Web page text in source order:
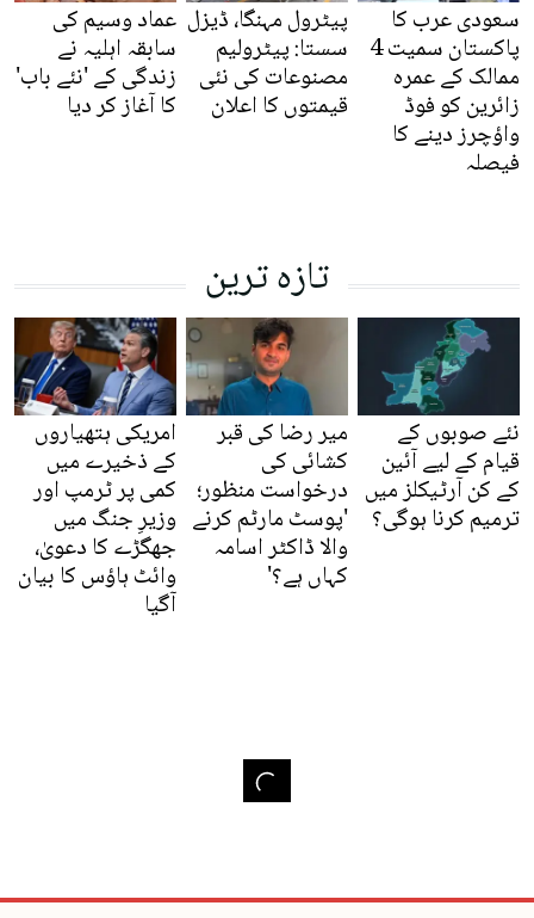
سعودی عرب کا
پاکستان سمیت 4
ممالک کے عمرہ
زائرین کو فوڈ
واؤچرز دینے کا
فیصلہ
پیٹرول مہنگا، ڈیزل
سستا: پیٹرولیم
مصنوعات کی نئی
قیمتوں کا اعلان
عماد وسیم کی
سابقہ اہلیہ نے
زندگی کے 'نئے باب'
کا آغاز کر دیا
تازہ ترین
نئے صوبوں کے
قیام کے لیے آئین
کے کن آرٹیکلز میں
ترمیم کرنا ہوگی؟
میر رضا کی قبر
کشائی کی
درخواست منظور؛
'پوسٹ مارٹم کرنے
والا ڈاکٹر اسامہ
کہاں ہے؟'
امریکی ہتھیاروں
کے ذخیرے میں
کمی پر ٹرمپ اور
وزیرِ جنگ میں
جھگڑے کا دعویٰ،
وائٹ ہاؤس کا بیان
آگیا